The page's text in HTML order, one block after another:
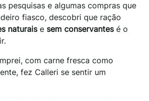
pesquisas e algumas compras que
fiasco, descobri que ração
naturaise sem conservantesé o
com carne fresca como
fez Calleri se sentir um